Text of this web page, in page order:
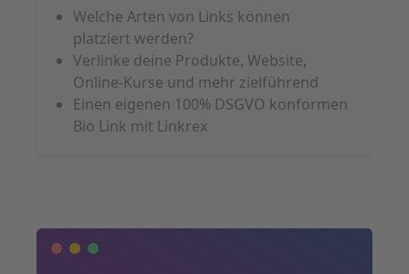
Welche Arten von Links können
platziert werden?
Verlinke deine Produkte, Website,
Online-Kurse und mehr zielführend
Einen eigenen 100% DSGVO konformen
Bio Link mit Linkrex